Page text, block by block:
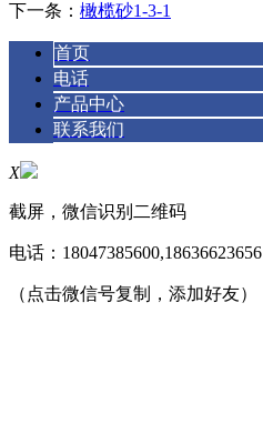
下一条： 橄榄砂1-3-1
首页
电话
产品中心
联系我们
X
截屏，微信识别二维码
电话： 18047385600,18636623656
（点击微信号复制，添加好友）